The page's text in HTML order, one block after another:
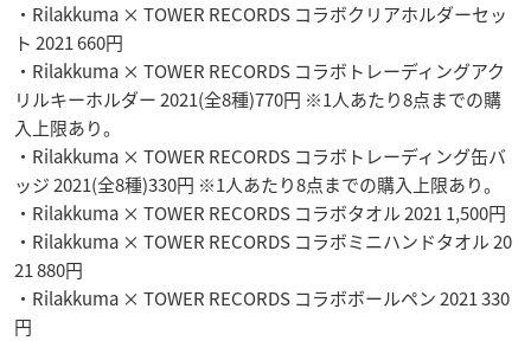
・Rilakkuma × TOWER RECORDS コラボクリアホルダーセッ
ト 2021 660円
・Rilakkuma × TOWER RECORDS コラボトレーディングアク
リルキーホルダー 2021(全8種)770円 ※1人あたり8点までの購
入上限あり。
・Rilakkuma × TOWER RECORDS コラボトレーディング缶バ
ッジ 2021(全8種)330円 ※1人あたり8点までの購入上限あり。
・Rilakkuma × TOWER RECORDS コラボタオル 2021 1,500円
・Rilakkuma × TOWER RECORDS コラボミニハンドタオル 20
21 880円
・Rilakkuma × TOWER RECORDS コラボボールペン 2021 330
円